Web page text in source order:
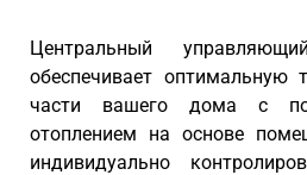
Центральный
обеспечивает оптимальную
части вашего дома с
отоплением на основе
индивидуально